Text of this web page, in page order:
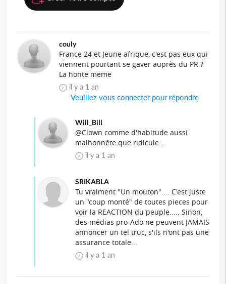
couly
France 24 et Jeune afrique, c'est pas eux qui
viennent pourtant se gaver auprès du PR ?
La honte meme
il y a 1 an
Veuillez vous connecter pour répondre
Will_Bill
@Clown comme d'habitude aussi
malhonnête que ridicule...
il y a 1 an
SRIKABLA
Tu vraiment "Un mouton".... C'est juste
un "coup monté" de toutes pieces pour
voir la REACTION du peuple..... Sinon,
des médias pro-Ado ne peuvent JAMAIS
annoncer un tel truc, s'ils n'ont pas une
assurance totale...
il y a 1 an